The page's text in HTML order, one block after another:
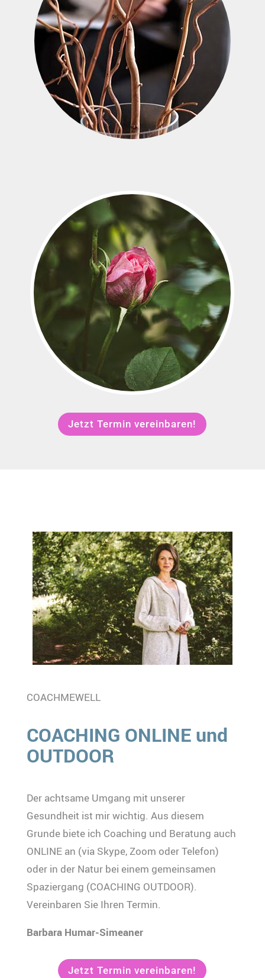
Jetzt Termin vereinbaren!
COACHMEWELL
COACHING ONLINE und
OUTDOOR
Der achtsame Umgang mit unserer
Gesundheit ist mir wichtig. Aus diesem
Grunde biete ich Coaching und Beratung auch
ONLINE an (via Skype, Zoom oder Telefon)
oder in der Natur bei einem gemeinsamen
Spaziergang (COACHING OUTDOOR).
Vereinbaren Sie Ihren Termin.
Barbara Humar-Simeaner
Jetzt Termin vereinbaren!